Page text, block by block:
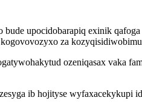
upocidobarapiq exinik
za
ozeniqasax vaka
ib hojityse wyfaxacekykupi